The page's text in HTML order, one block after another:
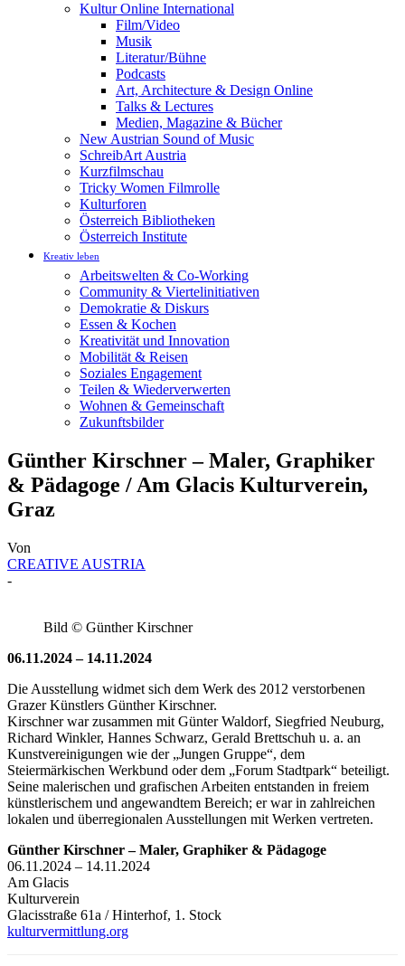
Kultur Online International
Film/Video
Musik
Literatur/Bühne
Podcasts
Art, Architecture & Design Online
Talks & Lectures
Medien, Magazine & Bücher
New Austrian Sound of Music
SchreibArt Austria
Kurzfilmschau
Tricky Women Filmrolle
Kulturforen
Österreich Bibliotheken
Österreich Institute
Kreativ leben
Arbeitswelten & Co-Working
Community & Viertelinitiativen
Demokratie & Diskurs
Essen & Kochen
Kreativität und Innovation
Mobilität & Reisen
Soziales Engagement
Teilen & Wiederverwerten
Wohnen & Gemeinschaft
Zukunftsbilder
Günther Kirschner – Maler, Graphiker
& Pädagoge / Am Glacis Kulturverein,
Graz
Von
CREATIVE AUSTRIA
-
Bild © Günther Kirschner
06.11.2024 – 14.11.2024
Die Ausstellung widmet sich dem Werk des 2012 verstorbenen
Grazer Künstlers Günther Kirschner.
Kirschner war zusammen mit Günter Waldorf, Siegfried Neuburg,
Richard Winkler, Hannes Schwarz, Gerald Brettschuh u. a. an
Kunstvereinigungen wie der „Jungen Gruppe“, dem
Steiermärkischen Werkbund oder dem „Forum Stadtpark“ beteiligt.
Seine malerischen und grafischen Arbeiten entstanden in freiem
künstlerischem und angewandtem Bereich; er war in zahlreichen
lokalen und überregionalen Ausstellungen mit Werken vertreten.
Günther Kirschner – Maler, Graphiker & Pädagoge
06.11.2024 – 14.11.2024
Am Glacis
Kulturverein
Glacisstraße 61a / Hinterhof, 1. Stock
kulturvermittlung.org